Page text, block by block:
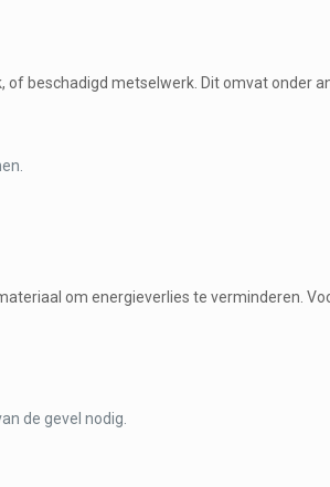
of beschadigd metselwerk. Dit omvat onder
om energieverlies te verminderen.
de gevel nodig.